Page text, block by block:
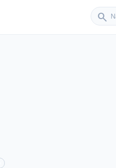
search
Sender